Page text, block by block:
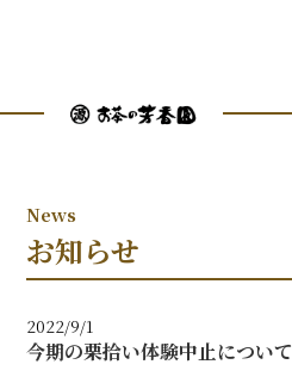
お知らせ
2022/9/1
今期の栗拾い体験中止について